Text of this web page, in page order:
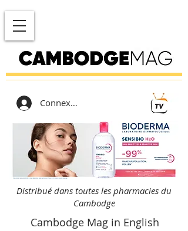
Connexion
Distribué dans toutes les pharmacies du
Cambodge
Cambodge Mag in English